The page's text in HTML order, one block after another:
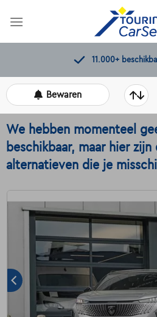
11.000+
Bewaren
We hebben momenteel
beschikbaar, maar hier zijn
alternatieven die je